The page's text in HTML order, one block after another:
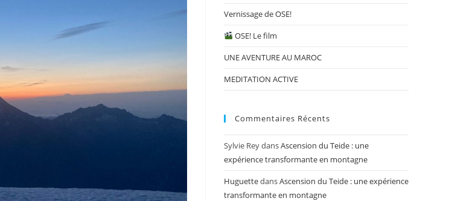
Vernissage de OSE!
OSE! Le film
UNE AVENTURE AU MAROC
MEDITATION ACTIVE
Commentaires Récents
Sylvie ReydansAscension du Teide : une
expérience transformante en montagne
HuguettedansAscension du Teide : une expérience
transformante en montagne